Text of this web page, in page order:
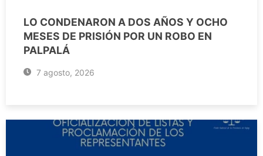
LO CONDENARON A DOS AÑOS Y OCHO
MESES DE PRISIÓN POR UN ROBO EN
PALPALÁ
7 agosto, 2026